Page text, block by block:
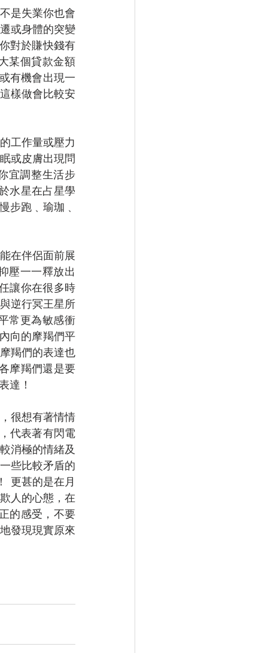
是失業你也會
或身體的突變
對於賺快錢有
某個貸款金額
有機會出現一
樣做會比較安
工作量或壓力
或皮膚出現問
宜調整生活步
水星在占星學
步跑﹑瑜珈﹑
在伴侶面前展
壓一一釋放出
讓你在很多時
逆行冥王星所
常更為敏感衝
向的摩羯們平
羯們的表達也
摩羯們還是要
達！
很想有著情情
代表著有閃電
消極的情緒及
些比較矛盾的
更甚的是在月
人的心態，在
的感受，不要
發現現實原來